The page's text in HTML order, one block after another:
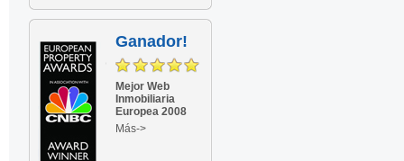
Ganador!
Mejor Web
Inmobiliaria
Europea 2008
Más->